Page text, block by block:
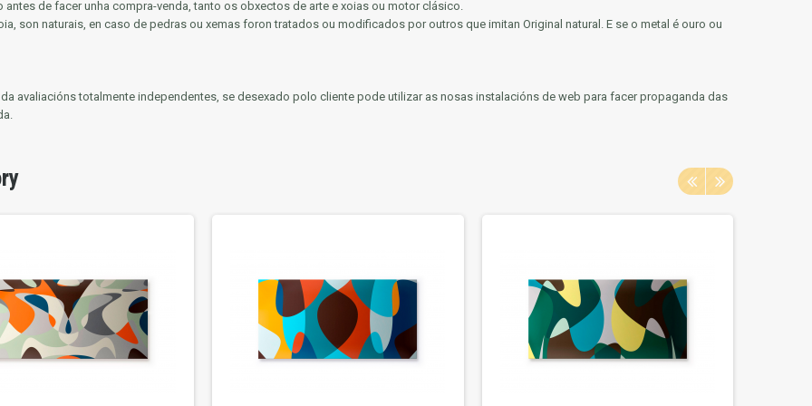
de facer unha compra-venda, tanto os obxectos de arte e xoias ou motor clásico.
son naturais, en caso de pedras ou xemas foron tratados ou modificados por outros que imitan Original natural. E se o metal é ouro ou
avaliacións totalmente independentes, se desexado polo cliente pode utilizar as nosas instalacións de web para facer propaganda das